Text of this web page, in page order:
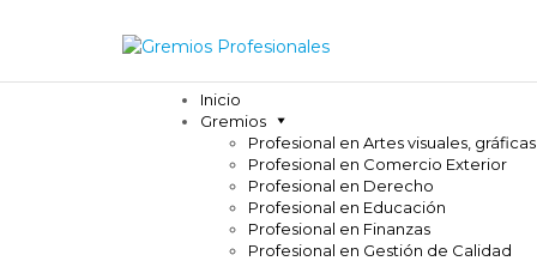
Inicio
Gremios
Profesional en Artes visuales,
Profesional en Comercio Exterior
Profesional en Derecho
Profesional en Educación
Profesional en Finanzas
Profesional en Gestión de Calidad